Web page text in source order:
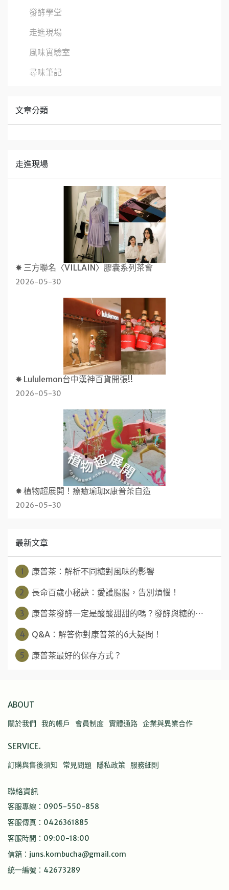
發酵學堂
走進現場
風味實驗室
尋味筆記
文章分類
走進現場
✸ 三方聯名〈VILLAIN〉膠囊系列茶會
2026-05-30
✸ Lululemon台中漢神百貨開張!!
2026-05-30
✸ 植物超展開！療癒瑜珈x康普茶自造
2026-05-30
最新文章
1 康普茶：解析不同糖對風味的影響
2 長命百歲小秘訣：愛護腸腸，告別煩惱！
3 康普茶發酵一定是酸酸甜甜的嗎？發酵與糖的⋯
4 Q&A：解答你對康普茶的6大疑問！
5 康普茶最好的保存方式？
ABOUT
關於我們 我的帳戶 會員制度 實體通路 企業與異業合作
SERVICE.
訂購與售後須知 常見問題 隱私政策 服務細則
聯絡資訊
客服專線：0905-550-858
客服傳真：0426361885
客服時間：09:00-18:00
信箱：juns.kombucha@gmail.com
統一編號：42673289